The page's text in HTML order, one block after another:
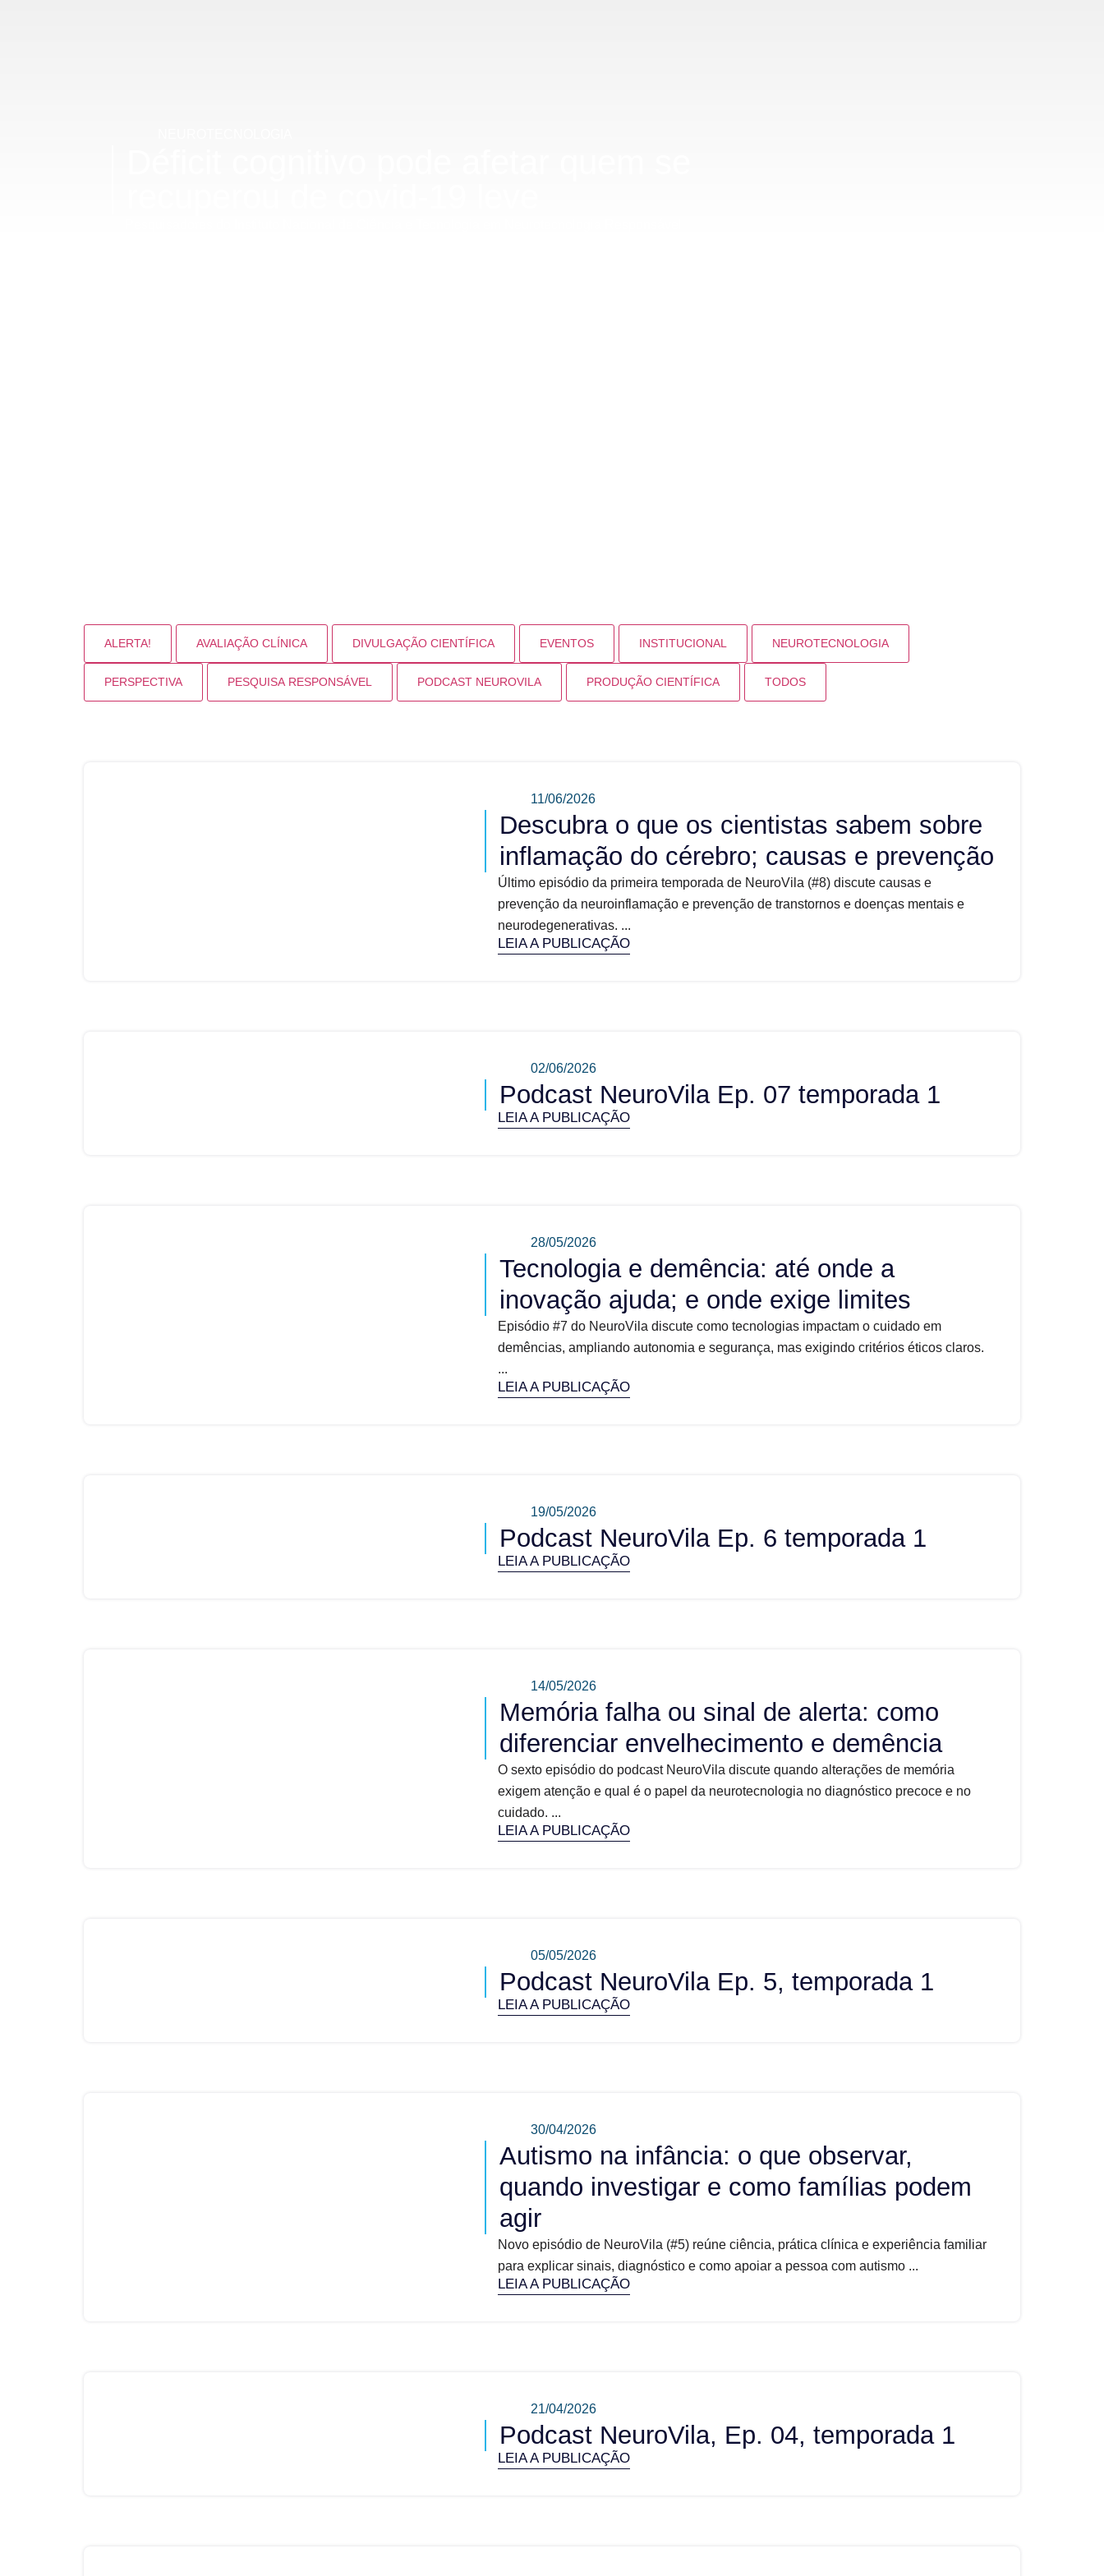
ALERTA! AVALIAÇÃO CLÍNICA DIVULGAÇÃO CIENTÍFICA EVENTOS INSTITUCIONAL NEUROTECNOLOGIA
PERSPECTIVA PESQUISA RESPONSÁVEL PODCAST NEUROVILA PRODUÇÃO CIENTÍFICA TODOS
11/06/2026
Descubra o que os cientistas sabem sobre
inflamação do cérebro; causas e prevenção
Último episódio da primeira temporada de NeuroVila (#8) discute causas e
prevenção da neuroinflamação e prevenção de transtornos e doenças mentais e
neurodegenerativas. ...
LEIA A PUBLICAÇÃO
02/06/2026
Podcast NeuroVila Ep. 07 temporada 1
LEIA A PUBLICAÇÃO
28/05/2026
Tecnologia e demência: até onde a
inovação ajuda; e onde exige limites
Episódio #7 do NeuroVila discute como tecnologias impactam o cuidado em
demências, ampliando autonomia e segurança, mas exigindo critérios éticos claros.
...
LEIA A PUBLICAÇÃO
19/05/2026
Podcast NeuroVila Ep. 6 temporada 1
LEIA A PUBLICAÇÃO
14/05/2026
Memória falha ou sinal de alerta: como
diferenciar envelhecimento e demência
O sexto episódio do podcast NeuroVila discute quando alterações de memória
exigem atenção e qual é o papel da neurotecnologia no diagnóstico precoce e no
cuidado. ...
LEIA A PUBLICAÇÃO
05/05/2026
Podcast NeuroVila Ep. 5, temporada 1
LEIA A PUBLICAÇÃO
30/04/2026
Autismo na infância: o que observar,
quando investigar e como famílias podem
agir
Novo episódio de NeuroVila (#5) reúne ciência, prática clínica e experiência familiar
para explicar sinais, diagnóstico e como apoiar a pessoa com autismo ...
LEIA A PUBLICAÇÃO
21/04/2026
Podcast NeuroVila, Ep. 04, temporada 1
LEIA A PUBLICAÇÃO